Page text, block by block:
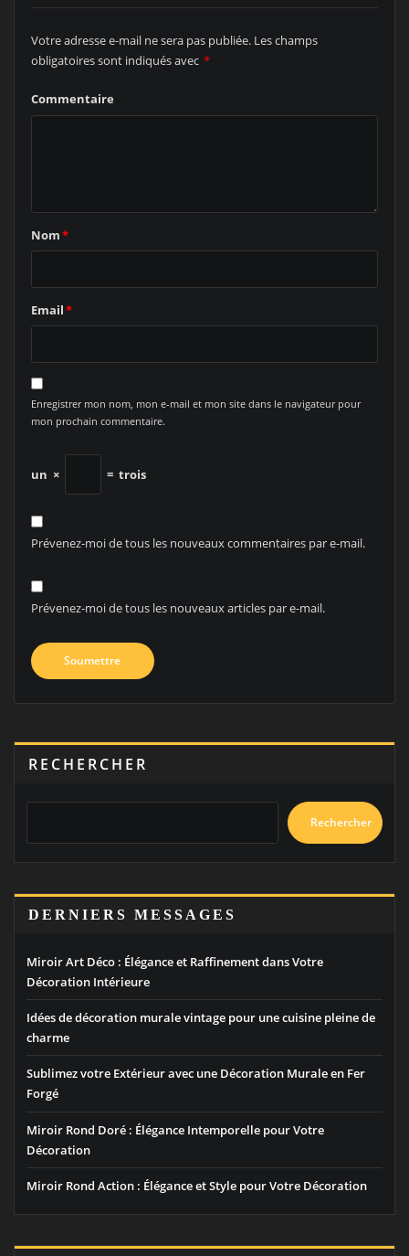
Votre adresse e-mail ne sera pas publiée. Les champs
obligatoires sont indiqués avec *
Commentaire
Nom*
Email*
Enregistrer mon nom, mon e-mail et mon site dans le navigateur pour
mon prochain commentaire.
un × = trois
Prévenez-moi de tous les nouveaux commentaires par e-mail.
Prévenez-moi de tous les nouveaux articles par e-mail.
RECHERCHER
Rechercher
DERNIERS MESSAGES
Miroir Art Déco : Élégance et Raffinement dans Votre
Décoration Intérieure
Idées de décoration murale vintage pour une cuisine pleine de
charme
Sublimez votre Extérieur avec une Décoration Murale en Fer
Forgé
Miroir Rond Doré : Élégance Intemporelle pour Votre
Décoration
Miroir Rond Action : Élégance et Style pour Votre Décoration